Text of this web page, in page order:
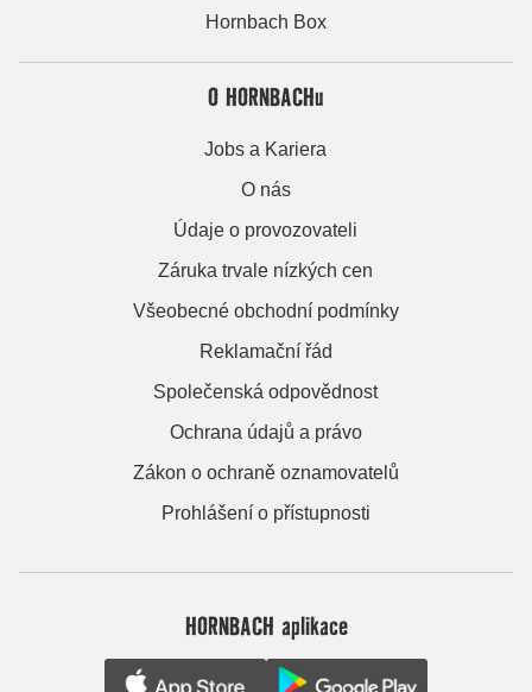
Hornbach Box
O HORNBACHu
Jobs a Kariera
O nás
Údaje o provozovateli
Záruka trvale nízkých cen
Všeobecné obchodní podmínky
Reklamační řád
Společenská odpovědnost
Ochrana údajů a právo
Zákon o ochraně oznamovatelů
Prohlášení o přístupnosti
HORNBACH aplikace